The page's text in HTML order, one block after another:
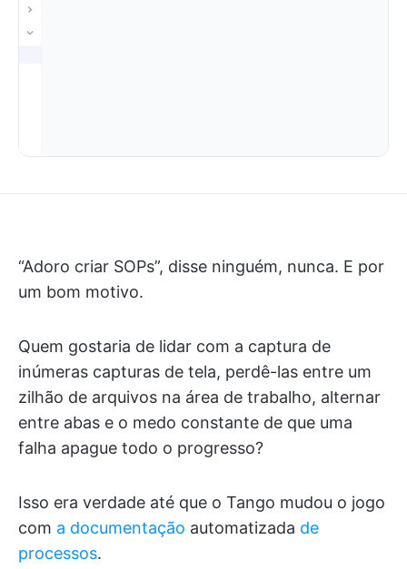
“Adoro criar SOPs”, disse ninguém, nunca. E por
um bom motivo.
Quem gostaria de lidar com a captura de
inúmeras capturas de tela, perdê-las entre um
zilhão de arquivos na área de trabalho, alternar
entre abas e o medo constante de que uma
falha apague todo o progresso?
Isso era verdade até que o Tango mudou o jogo
com a documentação automatizada de
processos.